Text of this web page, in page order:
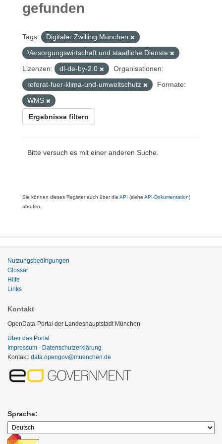
gefunden
Tags:
Digitaler Zwilling München
Versorgungswirtschaft und staatliche Dienste
Lizenzen:
dl-de-by-2.0
Organisationen:
referat-fuer-klima-und-umweltschutz
Formate:
WMS
Ergebnisse filtern
Bitte versuch es mit einer anderen Suche.
Sie können dieses Register auch über die API (siehe API-Dokumentation)
abrufen.
Nutzungsbedingungen
Glossar
Hilfe
Links
Kontakt
OpenData-Portal der Landeshauptstadt München
Über das Portal
Impressum - Datenschutzerklärung
Kontakt: data.opengov@muenchen.de
Sprache